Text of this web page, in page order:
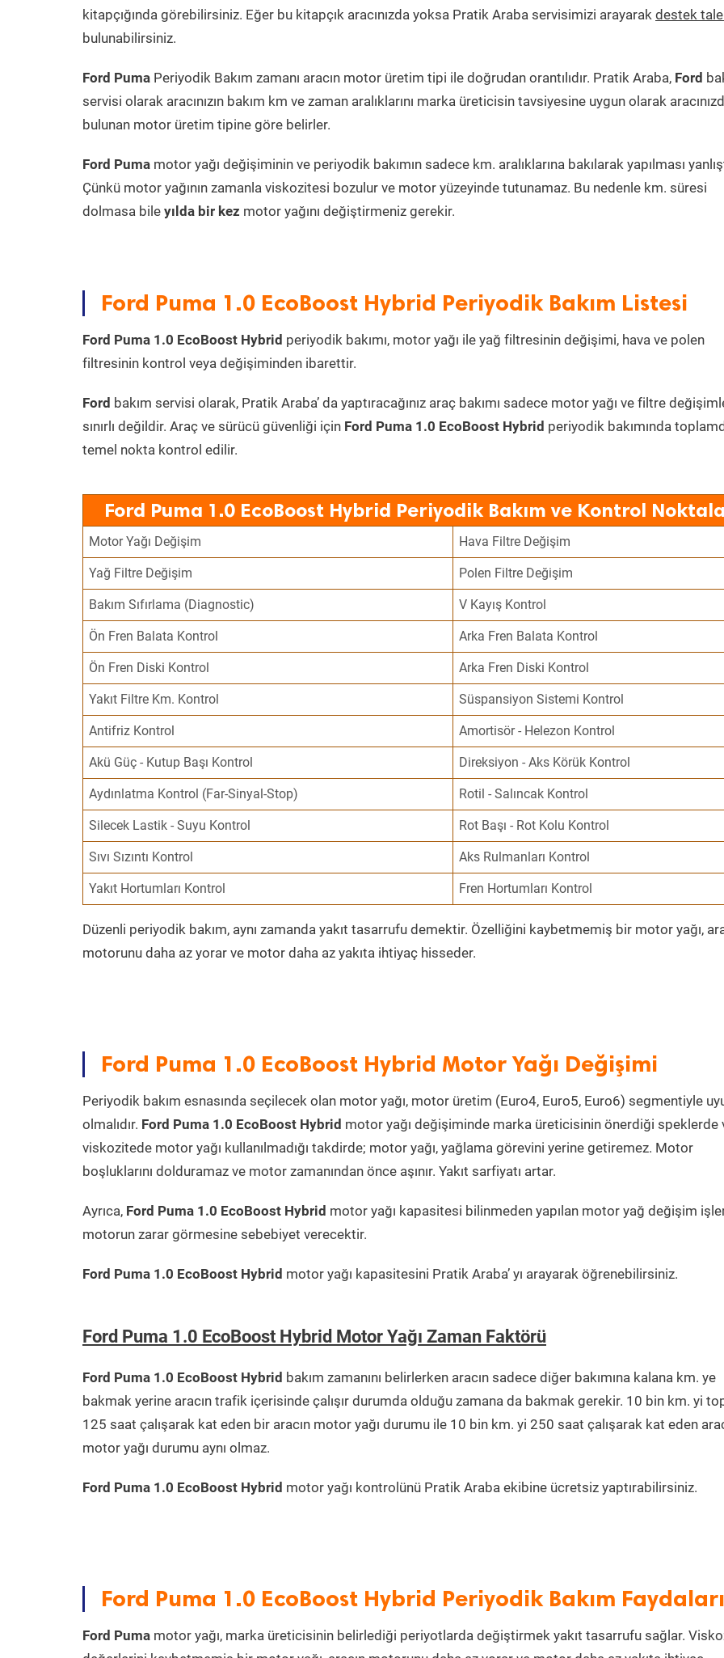
kitapçığında görebilirsiniz. Eğer bu kitapçık aracınızda yoksa Pratik Araba servisimizi arayarak destek
bulunabilirsiniz.
Ford Puma Periyodik Bakım zamanı aracın motor üretim tipi ile doğrudan orantılıdır. Pratik Araba, Ford
servisi olarak aracınızın bakım km ve zaman aralıklarını marka üreticisin tavsiyesine uygun olarak
bulunan motor üretim tipine göre belirler.
Ford Puma motor yağı değişiminin ve periyodik bakımın sadece km. aralıklarına bakılarak yapılması
Çünkü motor yağının zamanla viskozitesi bozulur ve motor yüzeyinde tutunamaz. Bu nedenle km. süresi
dolmasa bile yılda bir kez motor yağını değiştirmeniz gerekir.
Ford Puma 1.0 EcoBoost Hybrid Periyodik Bakım Listesi
Ford Puma 1.0 EcoBoost Hybrid periyodik bakımı, motor yağı ile yağ filtresinin değişimi, hava ve polen
filtresinin kontrol veya değişiminden ibarettir.
Ford bakım servisi olarak, Pratik Araba’ da yaptıracağınız araç bakımı sadece motor yağı ve filtre
sınırlı değildir. Araç ve sürücü güvenliği için Ford Puma 1.0 EcoBoost Hybrid periyodik bakımında
temel nokta kontrol edilir.
Ford Puma 1.0 EcoBoost Hybrid Periyodik Bakım ve Kontrol
Motor Yağı Değişim Hava Filtre Değişim
Yağ Filtre Değişim Polen Filtre Değişim
Bakım Sıfırlama (Diagnostic) V Kayış Kontrol
Ön Fren Balata Kontrol Arka Fren Balata Kontrol
Ön Fren Diski Kontrol Arka Fren Diski Kontrol
Yakıt Filtre Km. Kontrol Süspansiyon Sistemi Kontrol
Antifriz Kontrol Amortisör - Helezon Kontrol
Akü Güç - Kutup Başı Kontrol Direksiyon - Aks Körük Kontrol
Aydınlatma Kontrol (Far-Sinyal-Stop) Rotil - Salıncak Kontrol
Silecek Lastik - Suyu Kontrol Rot Başı - Rot Kolu Kontrol
Sıvı Sızıntı Kontrol Aks Rulmanları Kontrol
Yakıt Hortumları Kontrol Fren Hortumları Kontrol
Düzenli periyodik bakım, aynı zamanda yakıt tasarrufu demektir. Özelliğini kaybetmemiş bir motor yağı,
motorunu daha az yorar ve motor daha az yakıta ihtiyaç hisseder.
Ford Puma 1.0 EcoBoost Hybrid Motor Yağı Değişimi
Periyodik bakım esnasında seçilecek olan motor yağı, motor üretim (Euro4, Euro5, Euro6) segmentiyle
olmalıdır. Ford Puma 1.0 EcoBoost Hybrid motor yağı değişiminde marka üreticisinin önerdiği speklerde
viskozitede motor yağı kullanılmadığı takdirde; motor yağı, yağlama görevini yerine getiremez. Motor
boşluklarını dolduramaz ve motor zamanından önce aşınır. Yakıt sarfiyatı artar.
Ayrıca, Ford Puma 1.0 EcoBoost Hybrid motor yağı kapasitesi bilinmeden yapılan motor yağ değişim
motorun zarar görmesine sebebiyet verecektir.
Ford Puma 1.0 EcoBoost Hybrid motor yağı kapasitesini Pratik Araba’ yı arayarak öğrenebilirsiniz.
Ford Puma 1.0 EcoBoost Hybrid Motor Yağı Zaman Faktörü
Ford Puma 1.0 EcoBoost Hybrid bakım zamanını belirlerken aracın sadece diğer bakımına kalana km. ye
bakmak yerine aracın trafik içerisinde çalışır durumda olduğu zamana da bakmak gerekir. 10 bin km. yi
125 saat çalışarak kat eden bir aracın motor yağı durumu ile 10 bin km. yi 250 saat çalışarak kat eden
motor yağı durumu aynı olmaz.
Ford Puma 1.0 EcoBoost Hybrid motor yağı kontrolünü Pratik Araba ekibine ücretsiz yaptırabilirsiniz.
Ford Puma 1.0 EcoBoost Hybrid Periyodik Bakım Faydaları
Ford Puma motor yağı, marka üreticisinin belirlediği periyotlarda değiştirmek yakıt tasarrufu sağlar.